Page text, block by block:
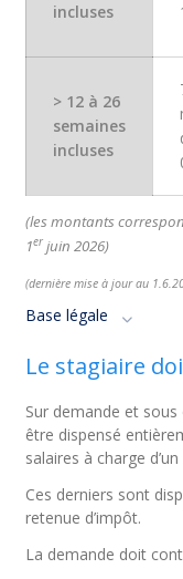
incluses
> 12 à 26
semaines
incluses
(les montants
1er juin2026)
(dernière mise à jour au 1.6.
Base légale
Le stagiaire
Sur demande et
être dispensé
salaires à charge
Ces derniers sont
retenue d’impôt.
La demande doit